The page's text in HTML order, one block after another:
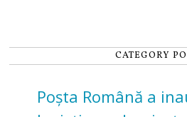
CATEGORY
Poșta Română a